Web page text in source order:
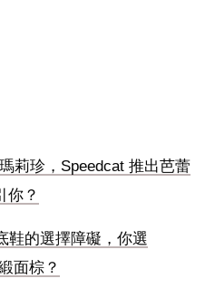
莉珍，Speedcat 推出芭蕾
你？
鞋的選擇障礙，你選
面棕？